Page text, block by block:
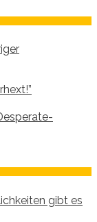
gibt es